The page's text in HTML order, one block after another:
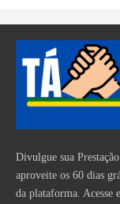
Divulgue sua
aproveite os 60 dias
da plataforma. Acesse